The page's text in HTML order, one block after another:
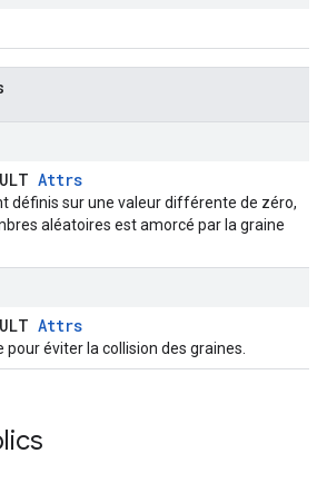
Attrs
définis sur une valeur différente de zéro,
aléatoires est amorcé par la graine
Attrs
éviter la collision des graines.